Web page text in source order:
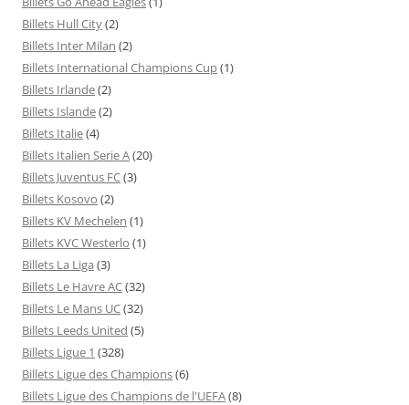
Billets Hull City(2)
Billets Inter Milan (2)
Billets International Champions Cup(1)
Billets Irlande(2)
Billets Islande(2)
Billets Italie(4)
Billets Italien Serie A(20)
Billets Juventus FC(3)
Billets Kosovo (2)
Billets KV Mechelen (1)
Billets KVC Westerlo (1)
Billets La Liga (3)
Billets Le Havre AC(32)
Billets Le Mans UC(32)
Billets Leeds United (5)
Billets Ligue 1 (328)
Billets Ligue des Champions(6)
Billets Ligue des Champions de l'UEFA(8)